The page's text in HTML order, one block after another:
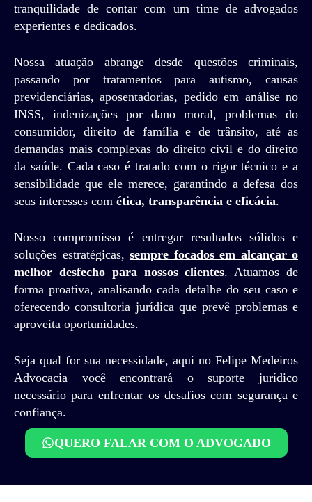
tranquilidade de contar com um time de advogados
experientes e dedicados.
Nossa atuação abrange desde questões criminais,
passando por tratamentos para autismo, causas
previdenciárias, aposentadorias, pedido em análise no
INSS, indenizações por dano moral, problemas do
consumidor, direito de família e de trânsito, até as
demandas mais complexas do direito civil e do direito
da saúde. Cada caso é tratado com o rigor técnico e a
sensibilidade que ele merece, garantindo a defesa dos
seus interesses com ética, transparência e eficácia.
Nosso compromisso é entregar resultados sólidos e
soluções estratégicas, sempre focados em alcançar o
melhor desfecho para nossos clientes. Atuamos de
forma proativa, analisando cada detalhe do seu caso e
oferecendo consultoria jurídica que prevê problemas e
aproveita oportunidades.
Seja qual for sua necessidade, aqui no Felipe Medeiros
Advocacia você encontrará o suporte jurídico
necessário para enfrentar os desafios com segurança e
confiança.
QUERO FALAR COM O ADVOGADO